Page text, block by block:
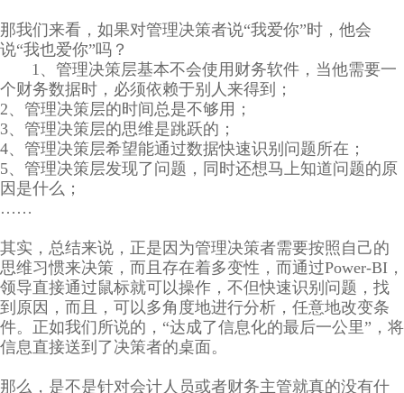
那我们来看，如果对管理决策者说“我爱你”时，他会
说“我也爱你”吗？
1、管理决策层基本不会使用财务软件，当他需要一
个财务数据时，必须依赖于别人来得到；
2、管理决策层的时间总是不够用；
3、管理决策层的思维是跳跃的；
4、管理决策层希望能通过数据快速识别问题所在；
5、管理决策层发现了问题，同时还想马上知道问题的原
因是什么；
……
其实，总结来说，正是因为管理决策者需要按照自己的
思维习惯来决策，而且存在着多变性，而通过Power-BI，
领导直接通过鼠标就可以操作，不但快速识别问题，找
到原因，而且，可以多角度地进行分析，任意地改变条
件。正如我们所说的，“达成了信息化的最后一公里”，将
信息直接送到了决策者的桌面。
那么，是不是针对会计人员或者财务主管就真的没有什